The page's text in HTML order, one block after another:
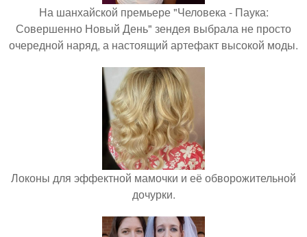
На шанхайской премьере "Человека - Паука:
Совершенно Новый День" зендея выбрала не просто
очередной наряд, а настоящий артефакт высокой моды.
Локоны для эффектной мамочки и её обворожительной
дочурки.